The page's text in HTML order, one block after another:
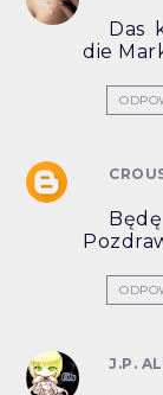
Das
die
J.P.